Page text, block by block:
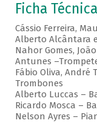
Ficha Técnica
Cássio Ferreira,
Alberto Alcântara
Nahor Gomes,
Antunes
Fábio Oliva, André
Trombones
Alberto Luccas –
Ricardo Mosca –
Nelson Ayres –